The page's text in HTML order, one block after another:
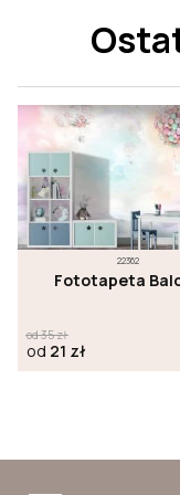
22362
Fototapeta
od35zł
od 21 zł